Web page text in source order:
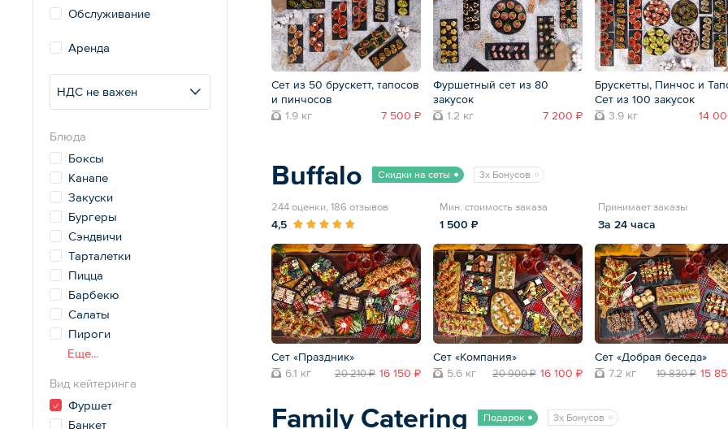
Обслуживание
Аренда
НДС не важен
Блюда
Боксы
Канапе
Закуски
Бургеры
Сэндвичи
Тарталетки
Пицца
Барбекю
Салаты
Пироги
Еще...
Вид кейтеринга
Фуршет
Банкет
Сет из 50 брускетт, тапосов
и пинчосов
1.9 кг
7 500 ₽
Фуршетный сет из 80
закусок
1.2 кг
7 200 ₽
Брускетты, Пинчос и
Сет из 100 закусок
3.9 кг
14
Buffalo Скидки на сеты 3x Бонусов
244 оценки, 186 отзывов
4,5
Мин. стоимость заказа
1 500 ₽
Принимает заказы
За 24 часа
Сет «Праздник»
6.1 кг
20 210 ₽ 16 150 ₽
Сет «Компания»
5.6 кг
20 900 ₽ 16 100 ₽
Сет «Добрая беседа»
7.2 кг
19 830 ₽ 15
Family Catering Подарок 3x Бонусов